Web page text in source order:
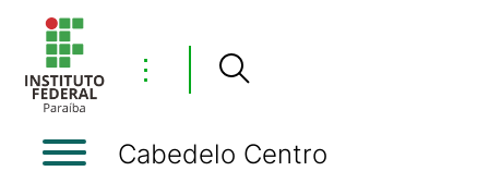
⋮
Cabedelo Centro